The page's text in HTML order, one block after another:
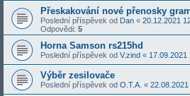
Přeskakování nové přenosky
Poslední příspěvek od Dan « 20.12.2021
Odpovědi: 5
Horna Samson rs215hd
Poslední příspěvek od V.zind « 17.09.2021
Výběr zesilovače
Poslední příspěvek od O.T.A. «